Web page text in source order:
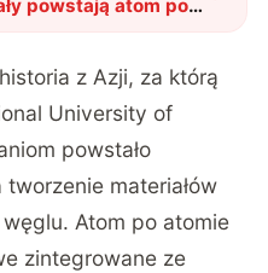
powstają atom po
klocków LEGO
z Azji, za którą
University of
powstało
materiałów
Atom po atomie
zintegrowane ze